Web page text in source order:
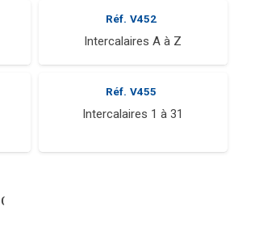
Réf. V452
Intercalaires A à Z
Réf. V455
Intercalaires 1 à 31